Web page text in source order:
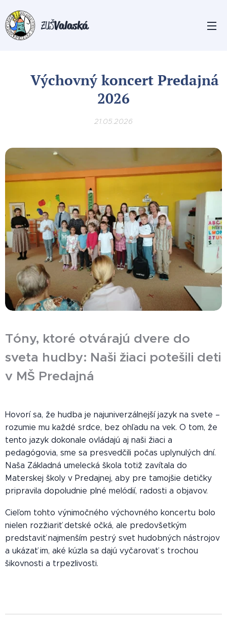
ZUŠValaská
👶 Výchovný koncert Predajná
2026
21.05.2026
Tóny, ktoré otvárajú dvere do
sveta hudby: Naši žiaci potešili deti
v MŠ Predajná
Hovorí sa, že hudba je najuniverzálnejší jazyk na svete –
rozumie mu každé srdce, bez ohľadu na vek. O tom, že
tento jazyk dokonale ovládajú aj naši žiaci a
pedagógovia, sme sa presvedčili počas uplynulých dní.
Naša Základná umelecká škola totiž zavítala do
Materskej školy v Predajnej, aby pre tamojšie detičky
pripravila dopoludnie plné melódií, radosti a objavov.
Cieľom tohto výnimočného výchovného koncertu bolo
nielen rozžiariť detské očká, ale predovšetkým
predstaviť najmenším pestrý svet hudobných nástrojov
a ukázať im, aké kúzla sa dajú vyčarovať s trochou
šikovnosti a trpezlivosti.